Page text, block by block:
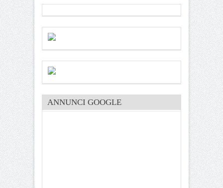
ANNUNCI GOOGLE